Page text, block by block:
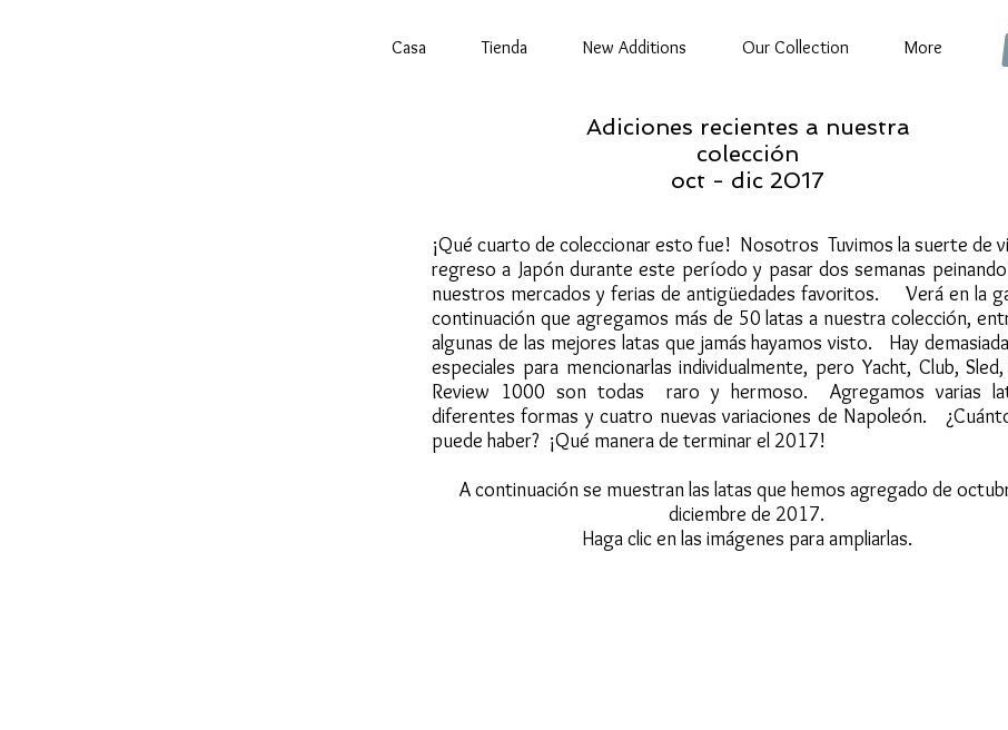
Casa Tienda New Additions Our Collection More
Adiciones recientes a nuestra
colección
oct - dic 2017
¡Qué cuarto de coleccionar esto fue! Nosotros Tuvimos la suerte de
regreso a Japón durante este período y pasar dos semanas
nuestros mercados y ferias de antigüedades favoritos. Verá en la
continuación que agregamos más de 50 latas a nuestra colección,
algunas de las mejores latas que jamás hayamos visto. Hay
especiales para mencionarlas individualmente, pero Yacht, Club,
Review 1000 son todas raro y hermoso. Agregamos varias
diferentes formas y cuatro nuevas variaciones de Napoleón.
puede haber? ¡Qué manera de terminar el 2017!
A continuación se muestran las latas que hemos agregado de
diciembre de 2017.
Haga clic en las imágenes para ampliarlas.